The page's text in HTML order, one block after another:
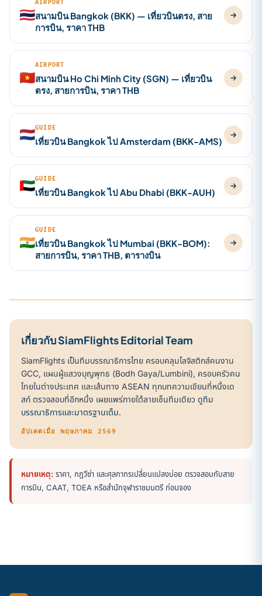
🇹🇭
AIRPORT
สนามบิน Bangkok (BKK) — เที่ยวบินตรง, สาย
การบิน, ราคา THB
🇻🇳
AIRPORT
สนามบิน Ho Chi Minh City (SGN) — เที่ยวบิน
ตรง, สายการบิน, ราคา THB
🇳🇱GUIDE
เที่ยวบิน Bangkok ไป Amsterdam (BKK-AMS)
🇦🇪GUIDE
เที่ยวบิน Bangkok ไป Abu Dhabi (BKK-AUH)
🇮🇳
GUIDE
เที่ยวบิน Bangkok ไป Mumbai (BKK-BOM):
สายการบิน, ราคา THB, ตารางบิน
เกี่ยวกับ SiamFlights Editorial Team
SiamFlights เป็นทีมบรรณาธิการไทย ครอบคลุมโลจิสติกส์คนงาน
GCC, แผนผู้แสวงบุญพุทธ (Bodh Gaya/Lumbini), ครอบครัวคน
ไทยในต่างประเทศ และเส้นทาง ASEAN ทุกบทความเขียนที่หนึ่งเด
สก์ ตรวจสอบที่อีกหนึ่ง เผยแพร่ภายใต้ลายเซ็นทีมเดียว ดูทีม
บรรณาธิการและมาตรฐานเต็ม.
อัปเดตเมื่อ พฤษภาคม 2569
หมายเหตุ: ราคา, กฎวีซ่า และศุลกากรเปลี่ยนแปลงบ่อย ตรวจสอบกับสาย
การบิน, CAAT, TOEA หรือสำนักจุฬาราชมนตรี ก่อนจอง